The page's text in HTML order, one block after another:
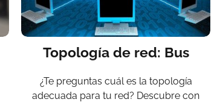
Topología de red: Bus
¿Te preguntas cuál es la topología
adecuada para tu red? Descubre con